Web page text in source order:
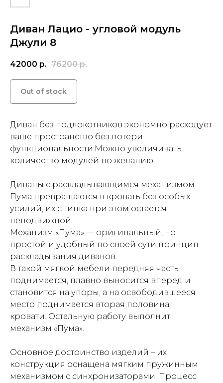
Диван Лацио - угловой модуль
Джули 8
42000 р. 76200 р.
Out of stock
Диван без подлокотников экономно расходует
ваше пространство без потери
функциональности.Можно увеличивать
количество модулей по желанию.
Диваны с раскладывающимся механизмом
Пума превращаются в кровать без особых
усилий, их спинка при этом остается
неподвижной.
Механизм «Пума» — оригинальный, но
простой и удобный по своей сути принцип
раскладывания диванов.
В такой мягкой мебели передняя часть
поднимается, плавно выносится вперед и
становится на упоры, а на освободившееся
место поднимается вторая половина
кровати. Остальную работу выполнит
механизм «Пума».
Основное достоинство изделий – их
конструкция оснащена мягким пружинным
механизмом с синхронизаторами. Процесс